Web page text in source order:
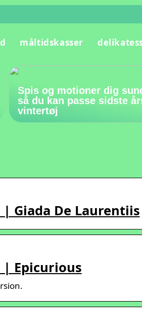
måltidskasser
Spis og motioner dig
så du kan passe sidste
vintertøj
| Giada De Laurentiis
| Epicurious